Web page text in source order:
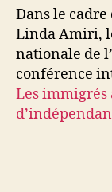
Dans le cadre
Linda Amiri,
nationale de
conférence
Les immigrés